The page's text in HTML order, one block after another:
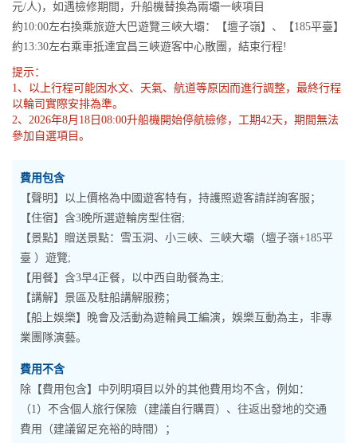
元/人)，如遇檢修期間，升船機替換為兩壩一峽項目
約10:00左右換乘旅遊大巴遊覽三峽大壩：【壇子嶺】、【185平臺】
約13:30左右乘車抵達宜昌三峽遊客中心散團，結束行程!
提示：
1、以上行程可能因水文、天氣、航道等原因而進行調整，最終行程
以輪司實際安排為準。
2、2026年8月18日08:00升船機開始停航檢修，工期42天，期間無法
參加自選項目。
費用包含
【聲明】以上價格為中國遊客特有，持護照遊客請詳詢客服；
【住宿】含3晚所選遊輪房型住宿;
【景點】贈送景點：雪玉洞、小三峽、三峽大壩（壇子嶺+185平
臺 ）遊覽;
【用餐】含3早4正餐，以中西自助餐為主;
【講解】景區及駐船講解服務；
【船上娛樂】晚會及活動為遊輪員工編演，娛樂互動為主，非專
業團隊演藝。
費用不含
除【費用包含】中列明項目以外的其他費用均不含，例如：
（1）不含個人旅行保險（建議自行購買）、往返出發地的交通
費用（建議留足充裕的時間）；